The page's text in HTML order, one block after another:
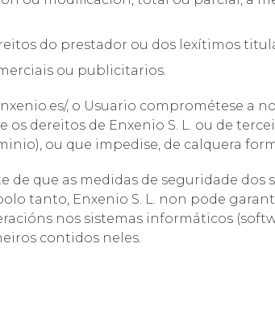
do prestador ou dos lexítimos
ou publicitarios.
, o Usuario comprométese a
os dereitos de Enxenio S. L. ou de
ou que impedise, de calquera
de que as medidas de seguridade
tanto, Enxenio S. L. non pode
nos sistemas informáticos
contidos neles.